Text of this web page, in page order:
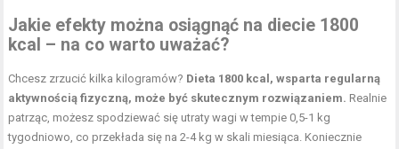
Jakie efekty można osiągnąć na diecie 1800
kcal – na co warto uważać?
Chcesz zrzucić kilka kilogramów? Dieta 1800 kcal, wsparta regularną
aktywnością fizyczną, może być skutecznym rozwiązaniem. Realnie
patrząc, możesz spodziewać się utraty wagi w tempie 0,5-1 kg
tygodniowo, co przekłada się na 2-4 kg w skali miesiąca. Koniecznie